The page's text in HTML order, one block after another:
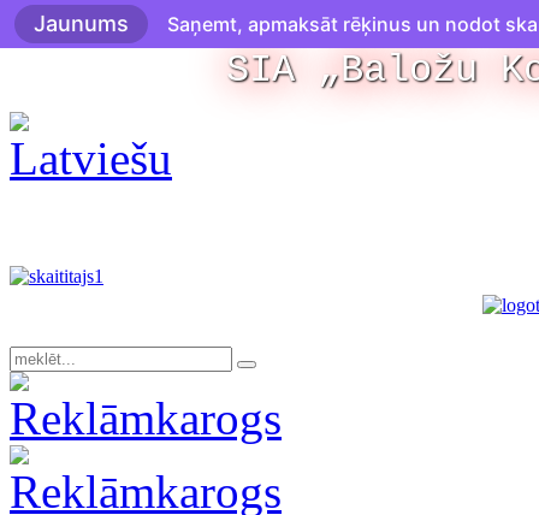
SIA „Baložu
Jaunums Saņemt, apmaksāt rēķinus un nodot